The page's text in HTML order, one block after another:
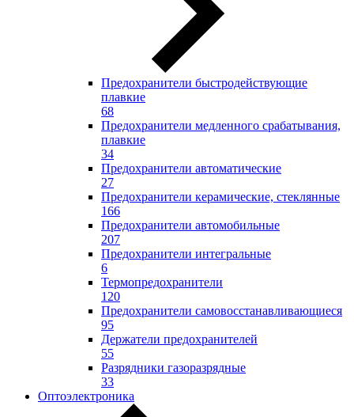
Предохранители быстродействующие
плавкие
68
Предохранители медленного срабатывания,
плавкие
34
Предохранители автоматические
27
Предохранители керамические, стеклянные
166
Предохранители автомобильные
207
Предохранители интегральные
6
Термопредохранители
120
Предохранители самовосстанавливающиеся
95
Держатели предохранителей
55
Разрядники газоразрядные
33
Оптоэлектроника